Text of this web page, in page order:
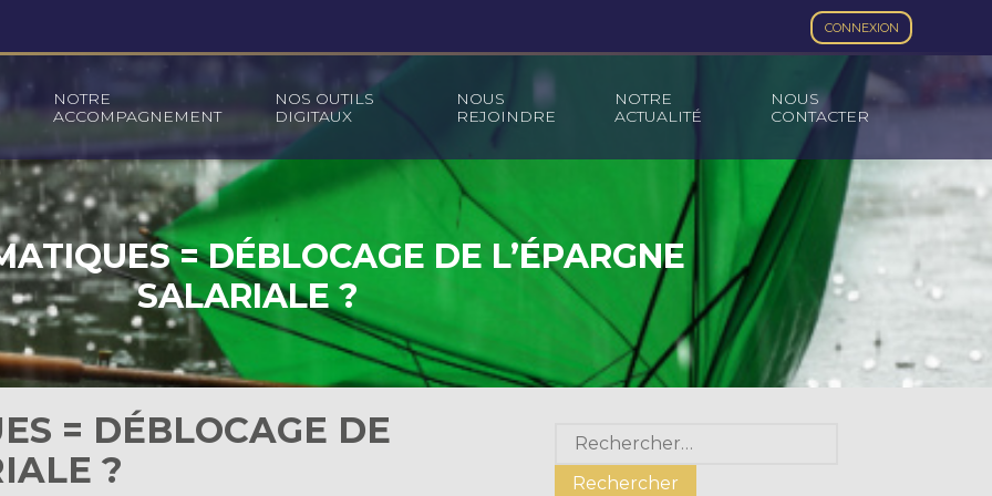
CONNEXION
NOTRE
ACCOMPAGNEMENT
NOS OUTILS
DIGITAUX
NOUS
REJOINDRE
NOTRE
ACTUALITÉ
NOUS
CONTACTER
= DÉBLOCAGE DE L’ÉPARGNE
SALARIALE ?
= DÉBLOCAGE DE
?
Blog
sidebar
Rechercher :